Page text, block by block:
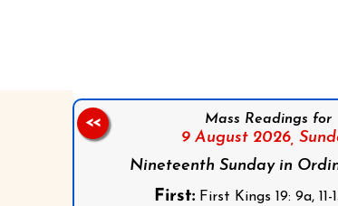
Mass Readings for
9 August 2026,
Nineteenth Sunday in
First:First Kings 19: 9a, 11-
<<